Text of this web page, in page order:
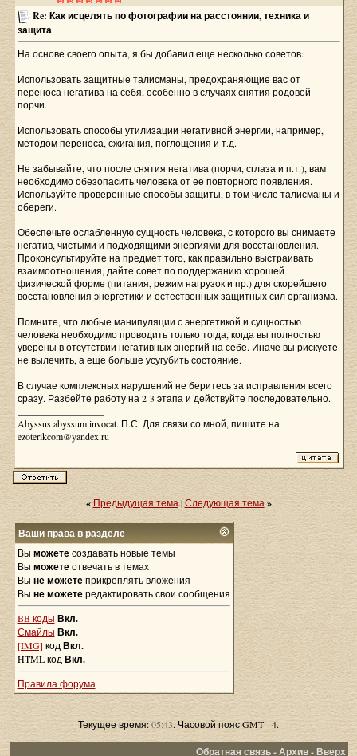
Re: Как исцелять по фотографии на расстоянии, техника и
защита
На основе своего опыта, я бы добавил еще несколько советов:
Использовать защитные талисманы, предохраняющие вас от
переноса негатива на себя, особенно в случаях снятия родовой
порчи.
Использовать способы утилизации негативной энергии, например,
методом переноса, сжигания, поглощения и т.д.
Не забывайте, что после снятия негатива (порчи, сглаза и п.т.), вам
необходимо обезопасить человека от ее повторного появления.
Используйте проверенные способы защиты, в том числе талисманы и
обереги.
Обеспечьте ослабленную сущность человека, с которого вы снимаете
негатив, чистыми и подходящими энергиями для восстановления.
Проконсультируйте на предмет того, как правильно выстраивать
взаимоотношения, дайте совет по поддержанию хорошей
физической форме (питания, режим нагрузок и пр.) для скорейшего
восстановления энергетики и естественных защитных сил организма.
Помните, что любые манипуляции с энергетикой и сущностью
человека необходимо проводить только тогда, когда вы полностью
уверены в отсутствии негативных энергий на себе. Иначе вы рискуете
не вылечить, а еще больше усугубить состояние.
В случае комплексных нарушений не беритесь за исправления всего
сразу. Разбейте работу на 2-3 этапа и действуйте последовательно.
Abyssus abyssum invocat. П.С. Для связи со мной, пишите на
ezoterikcom@yandex.ru
«Предыдущая тема|Следующая тема»
Ваши права в разделе
Вы можетесоздавать новые темы
Вы можетеотвечать в темах
Вы не можетеприкреплять вложения
Вы не можетередактировать свои сообщения
BB коды Вкл.
Смайлы Вкл.
[IMG] код Вкл.
HTML код Вкл.
Правила форума
Текущее время:05:43. Часовой пояс GMT +4.
Обратная связь-Архив-Вверх